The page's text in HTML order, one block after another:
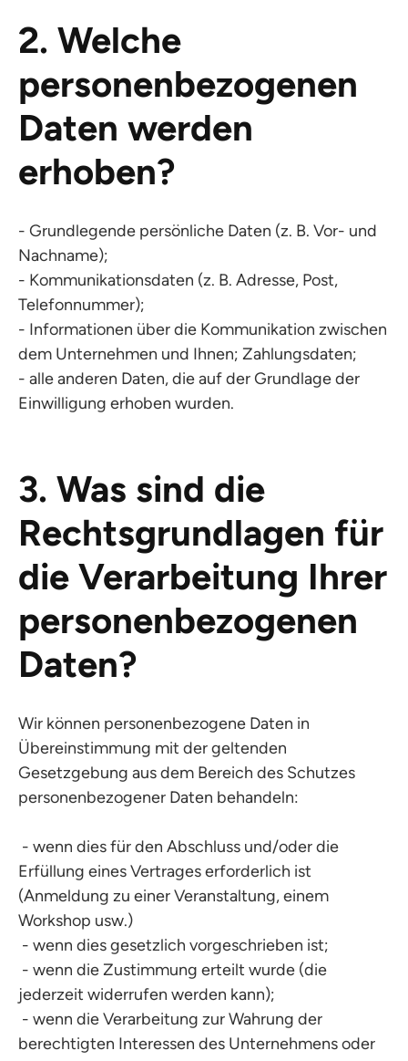
2. Welche
personenbezogenen
Daten werden
erhoben?
- Grundlegende persönliche Daten (z. B. Vor- und
Nachname);
- Kommunikationsdaten (z. B. Adresse, Post,
Telefonnummer);
- Informationen über die Kommunikation zwischen
dem Unternehmen und Ihnen; Zahlungsdaten;
- alle anderen Daten, die auf der Grundlage der
Einwilligung erhoben wurden.
3. Was sind die
Rechtsgrundlagen für
die Verarbeitung Ihrer
personenbezogenen
Daten?
Wir können personenbezogene Daten in
Übereinstimmung mit der geltenden
Gesetzgebung aus dem Bereich des Schutzes
personenbezogener Daten behandeln:
- wenn dies für den Abschluss und/oder die
Erfüllung eines Vertrages erforderlich ist
(Anmeldung zu einer Veranstaltung, einem
Workshop usw.)
- wenn dies gesetzlich vorgeschrieben ist;
- wenn die Zustimmung erteilt wurde (die
jederzeit widerrufen werden kann);
- wenn die Verarbeitung zur Wahrung der
berechtigten Interessen des Unternehmens oder